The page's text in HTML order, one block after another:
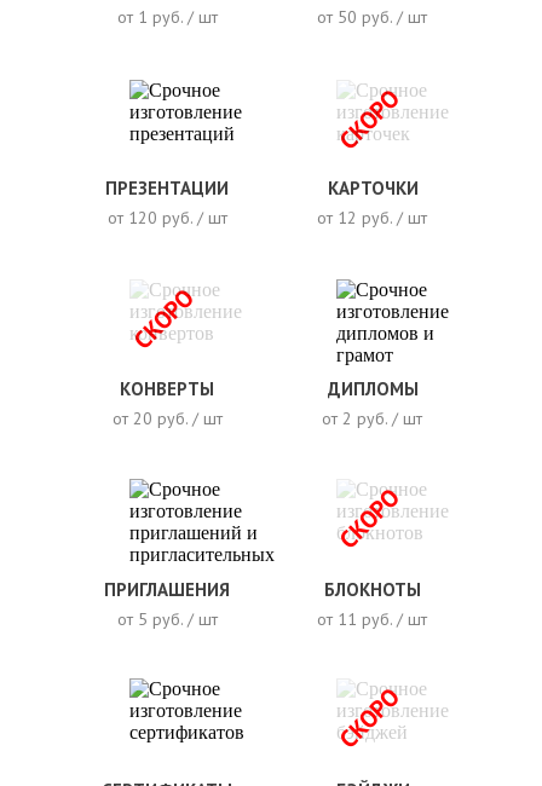
от 11 руб. / шт
БЛОКНОТЫ
от 5 руб. / шт
ПРИГЛАШЕНИЯ
от 2 руб. / шт
ДИПЛОМЫ
от 20 руб. / шт
КОНВЕРТЫ
от 12 руб. / шт
КАРТОЧКИ
от 120 руб. / шт
ПРЕЗЕНТАЦИИ
от 50 руб. / шт
от 1 руб. / шт
СКОРО
СКОРО
СКОРО
СКОРО